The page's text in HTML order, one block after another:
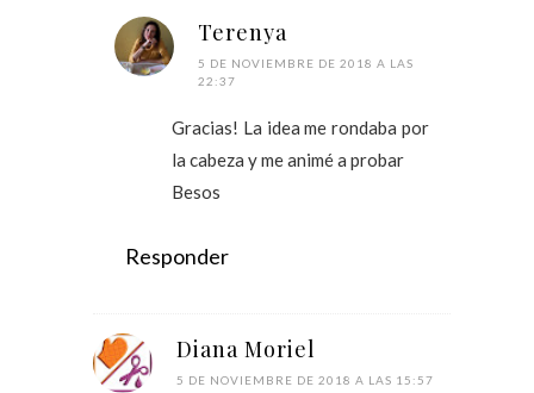
Terenya
5 DE NOVIEMBRE DE 2018 A LAS
22:37
Gracias! La idea me rondaba por
la cabeza y me animé a probar
Besos
Responder
Diana Moriel
5 DE NOVIEMBRE DE 2018 A LAS 15:57